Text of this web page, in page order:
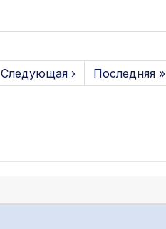
Следующая › Последняя »